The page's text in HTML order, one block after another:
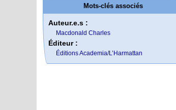
Mots-clés associés
Auteur.e.s :
Macdonald Charles
Éditeur :
Éditions Academia/L’Harmattan